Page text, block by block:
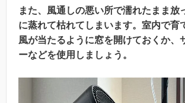
また、風通しの悪い所で濡れたまま放
に蒸れて枯れてしまいます。室内で育
風が当たるように窓を開けておくか、
ーなどを使用しましょう。